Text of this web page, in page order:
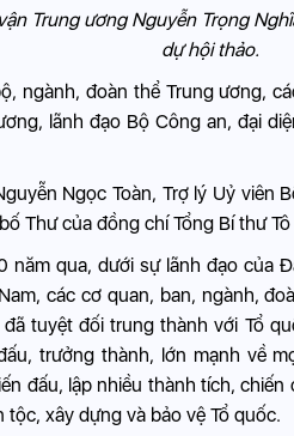
Trung ương Nguyễn Trọng
dự hội thảo.
ngành, đoàn thể Trung ương,
lãnh đạo Bộ Công an, đại
Ngọc Toàn, Trợ lý Uỷ viên
Thư của đồng chí Tổng Bí thư
năm qua, dưới sự lãnh đạo của
các cơ quan, ban, ngành,
tuyệt đối trung thành với Tổ
trưởng thành, lớn mạnh về
đấu, lập nhiều thành tích,
xây dựng và bảo vệ Tổ quốc.